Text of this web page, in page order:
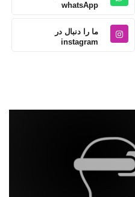
whatsApp
ما را دنبال در
instagram